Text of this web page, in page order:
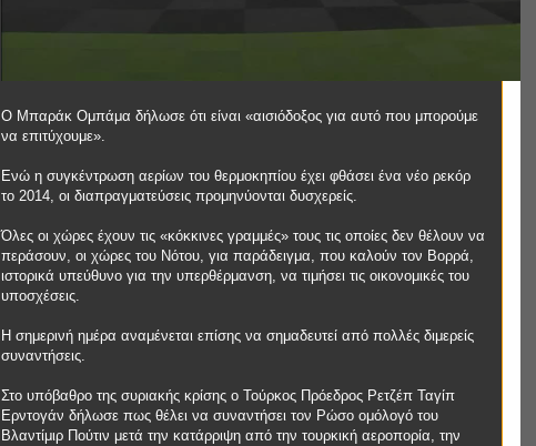
Ο Μπαράκ Ομπάμα δήλωσε ότι είναι «αισιόδοξος για αυτό που μπορούμε
να επιτύχουμε».
Ενώ η συγκέντρωση αερίων του θερμοκηπίου έχει φθάσει ένα νέο ρεκόρ
το 2014, οι διαπραγματεύσεις προμηνύονται δυσχερείς.
Όλες οι χώρες έχουν τις «κόκκινες γραμμές» τους τις οποίες δεν θέλουν να
περάσουν, οι χώρες του Νότου, για παράδειγμα, που καλούν τον Βορρά,
ιστορικά υπεύθυνο για την υπερθέρμανση, να τιμήσει τις οικονομικές του
υποσχέσεις.
Η σημερινή ημέρα αναμένεται επίσης να σημαδευτεί από πολλές διμερείς
συναντήσεις.
Στο υπόβαθρο της συριακής κρίσης ο Τούρκος Πρόεδρος Ρετζέπ Ταγίπ
Ερντογάν δήλωσε πως θέλει να συναντήσει τον Ρώσο ομόλογό του
Βλαντίμιρ Πούτιν μετά την κατάρριψη από την τουρκική αεροπορία, την